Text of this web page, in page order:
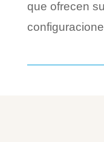
que ofrecen